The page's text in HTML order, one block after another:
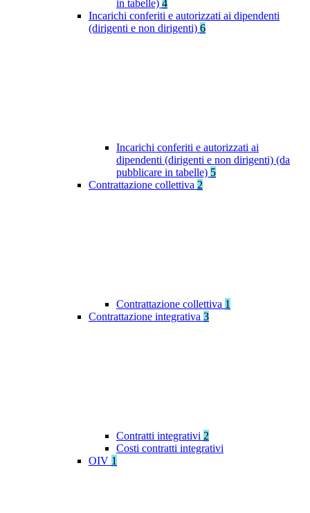
in tabelle) 4
Incarichi conferiti e autorizzati ai dipendenti
(dirigenti e non dirigenti) 6
Incarichi conferiti e autorizzati ai
dipendenti (dirigenti e non dirigenti) (da
pubblicare in tabelle) 5
Contrattazione collettiva 2
Contrattazione collettiva 1
Contrattazione integrativa 3
Contratti integrativi 2
Costi contratti integrativi
OIV 1